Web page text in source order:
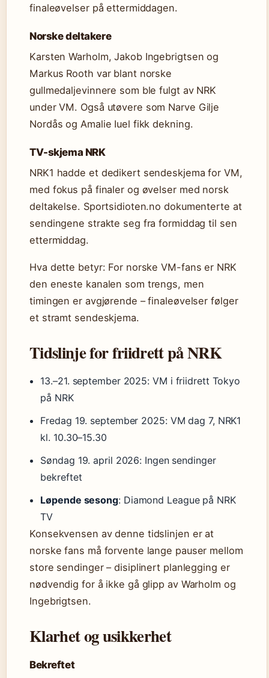
finaleøvelser på ettermiddagen.
Norske deltakere
Karsten Warholm, Jakob Ingebrigtsen og
Markus Rooth var blant norske
gullmedaljevinnere som ble fulgt av NRK
under VM. Også utøvere som Narve Gilje
Nordås og Amalie Iuel fikk dekning.
TV-skjema NRK
NRK1 hadde et dedikert sendeskjema for VM,
med fokus på finaler og øvelser med norsk
deltakelse. Sportsidioten.no dokumenterte at
sendingene strakte seg fra formiddag til sen
ettermiddag.
Hva dette betyr: For norske VM-fans er NRK
den eneste kanalen som trengs, men
timingen er avgjørende – finaleøvelser følger
et stramt sendeskjema.
Tidslinje for friidrett på NRK
13.–21. september 2025: VM i friidrett Tokyo
på NRK
Fredag 19. september 2025: VM dag 7, NRK1
kl. 10.30–15.30
Søndag 19. april 2026: Ingen sendinger
bekreftet
Løpende sesong: Diamond League på NRK
TV
Konsekvensen av denne tidslinjen er at
norske fans må forvente lange pauser mellom
store sendinger – disiplinert planlegging er
nødvendig for å ikke gå glipp av Warholm og
Ingebrigtsen.
Klarhet og usikkerhet
Bekreftet